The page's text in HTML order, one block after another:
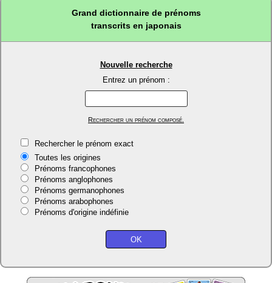
Grand dictionnaire de prénoms
transcrits en japonais
Nouvelle recherche
Entrez un prénom :
Rechercher un prénom composé.
Rechercher le prénom exact
Toutes les origines
Prénoms francophones
Prénoms anglophones
Prénoms germanophones
Prénoms arabophones
Prénoms d'origine indéfinie